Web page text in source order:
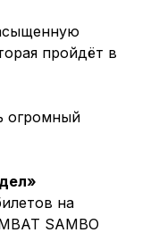
пройдёт в
огромный
на
SAMBO